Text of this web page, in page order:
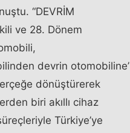
“DEVRİM
ve 28. Dönem
devrin otomobiline’
dönüştürerek
biri akıllı cihaz
Türkiye’ye